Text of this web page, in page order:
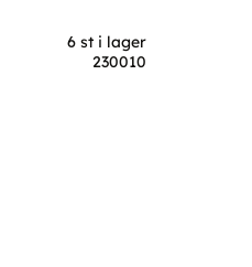
6 st i lager
230010